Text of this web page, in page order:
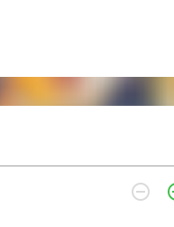
remove_circle_outline